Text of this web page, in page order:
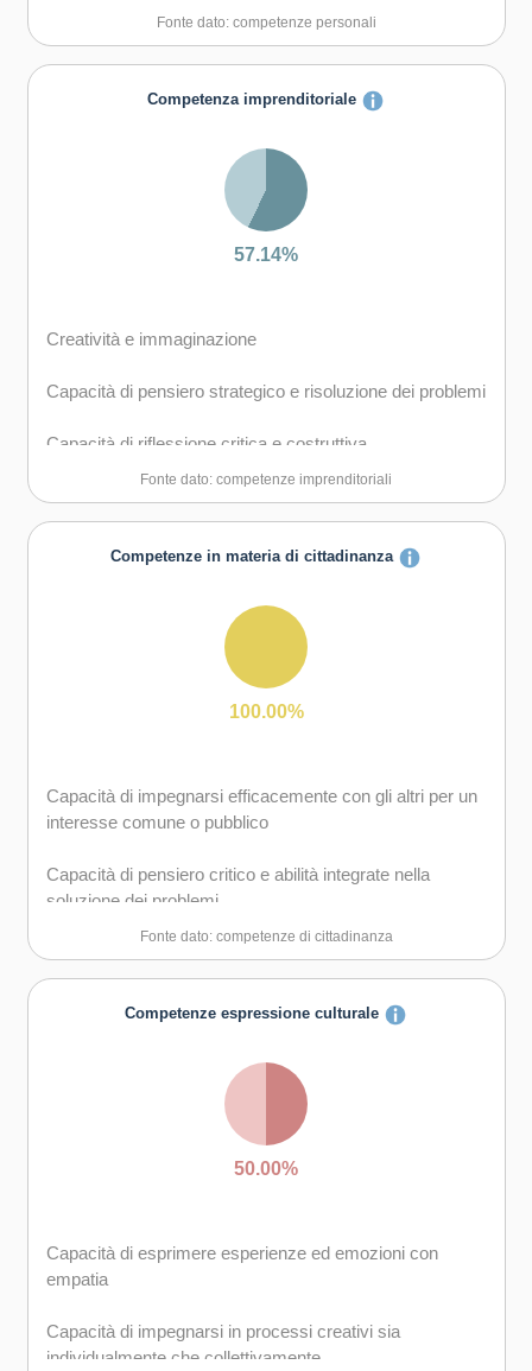
Capacità di comunicare costruttivamente in ambienti
Capacità di creare fiducia e provare empatia
Fonte dato: competenze personali
Competenza imprenditoriale
57.14%
Creatività e immaginazione
Capacità di pensiero strategico e risoluzione dei problemi
Capacità di riflessione critica e costruttiva
Capacità di lavorare sia in modalità collaborativa in
Capacità di comunicare e negoziare efficacemente con
Capacità di possedere spirito di iniziativa e
provare empatia
Fonte dato: competenze imprenditoriali
Competenze in materia di cittadinanza
100.00%
Capacità di impegnarsi efficacemente con gli altri per un
interesse comune o pubblico
Capacità di pensiero critico e abilità integrate nella
soluzione dei problemi
Fonte dato: competenze di cittadinanza
Competenze espressione culturale
50.00%
Capacità di esprimere esperienze ed emozioni con
empatia
Capacità di impegnarsi in processi creativi sia
individualmente che collettivamente